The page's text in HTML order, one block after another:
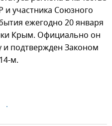
и участника Союзного
ежегодно 20 января
Крым. Официально он
и подтвержден Законом
м.